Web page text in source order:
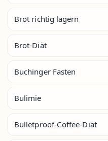
Brot richtig lagern
Brot-Diät
Buchinger Fasten
Bulimie
Bulletproof-Coffee-Diät